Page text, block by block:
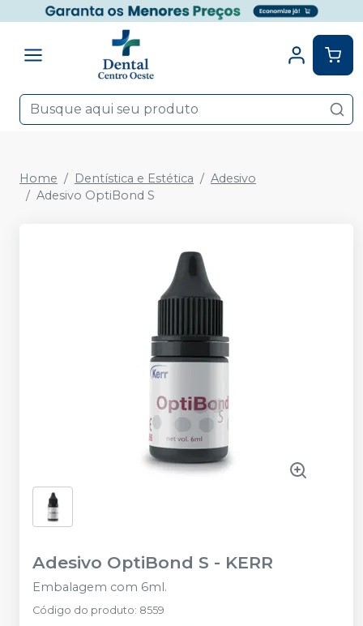
Home Dentística e Estética
Adesivo
Adesivo OptiBond S
Adesivo OptiBond S - KERR
Embalagem com 6ml.
Código do produto: 8559